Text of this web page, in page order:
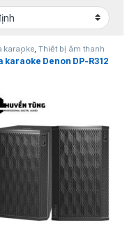
karaoke ,Thiết bị âm thanh
| KTV
karaoke Denon DP-R312